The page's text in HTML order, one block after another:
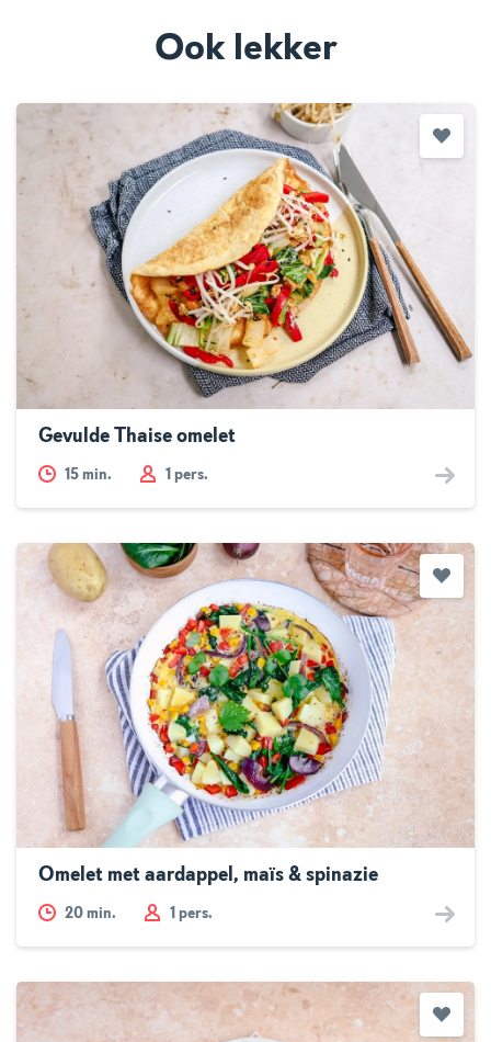
Ook lekker
Gevulde Thaise omelet
15 min. 1 pers.
Omelet met aardappel, maïs & spinazie
20 min. 1 pers.